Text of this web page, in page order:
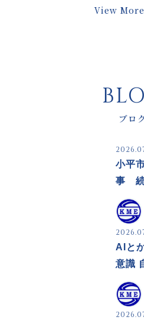
View More
ブロ
小平
事
AIと
意識